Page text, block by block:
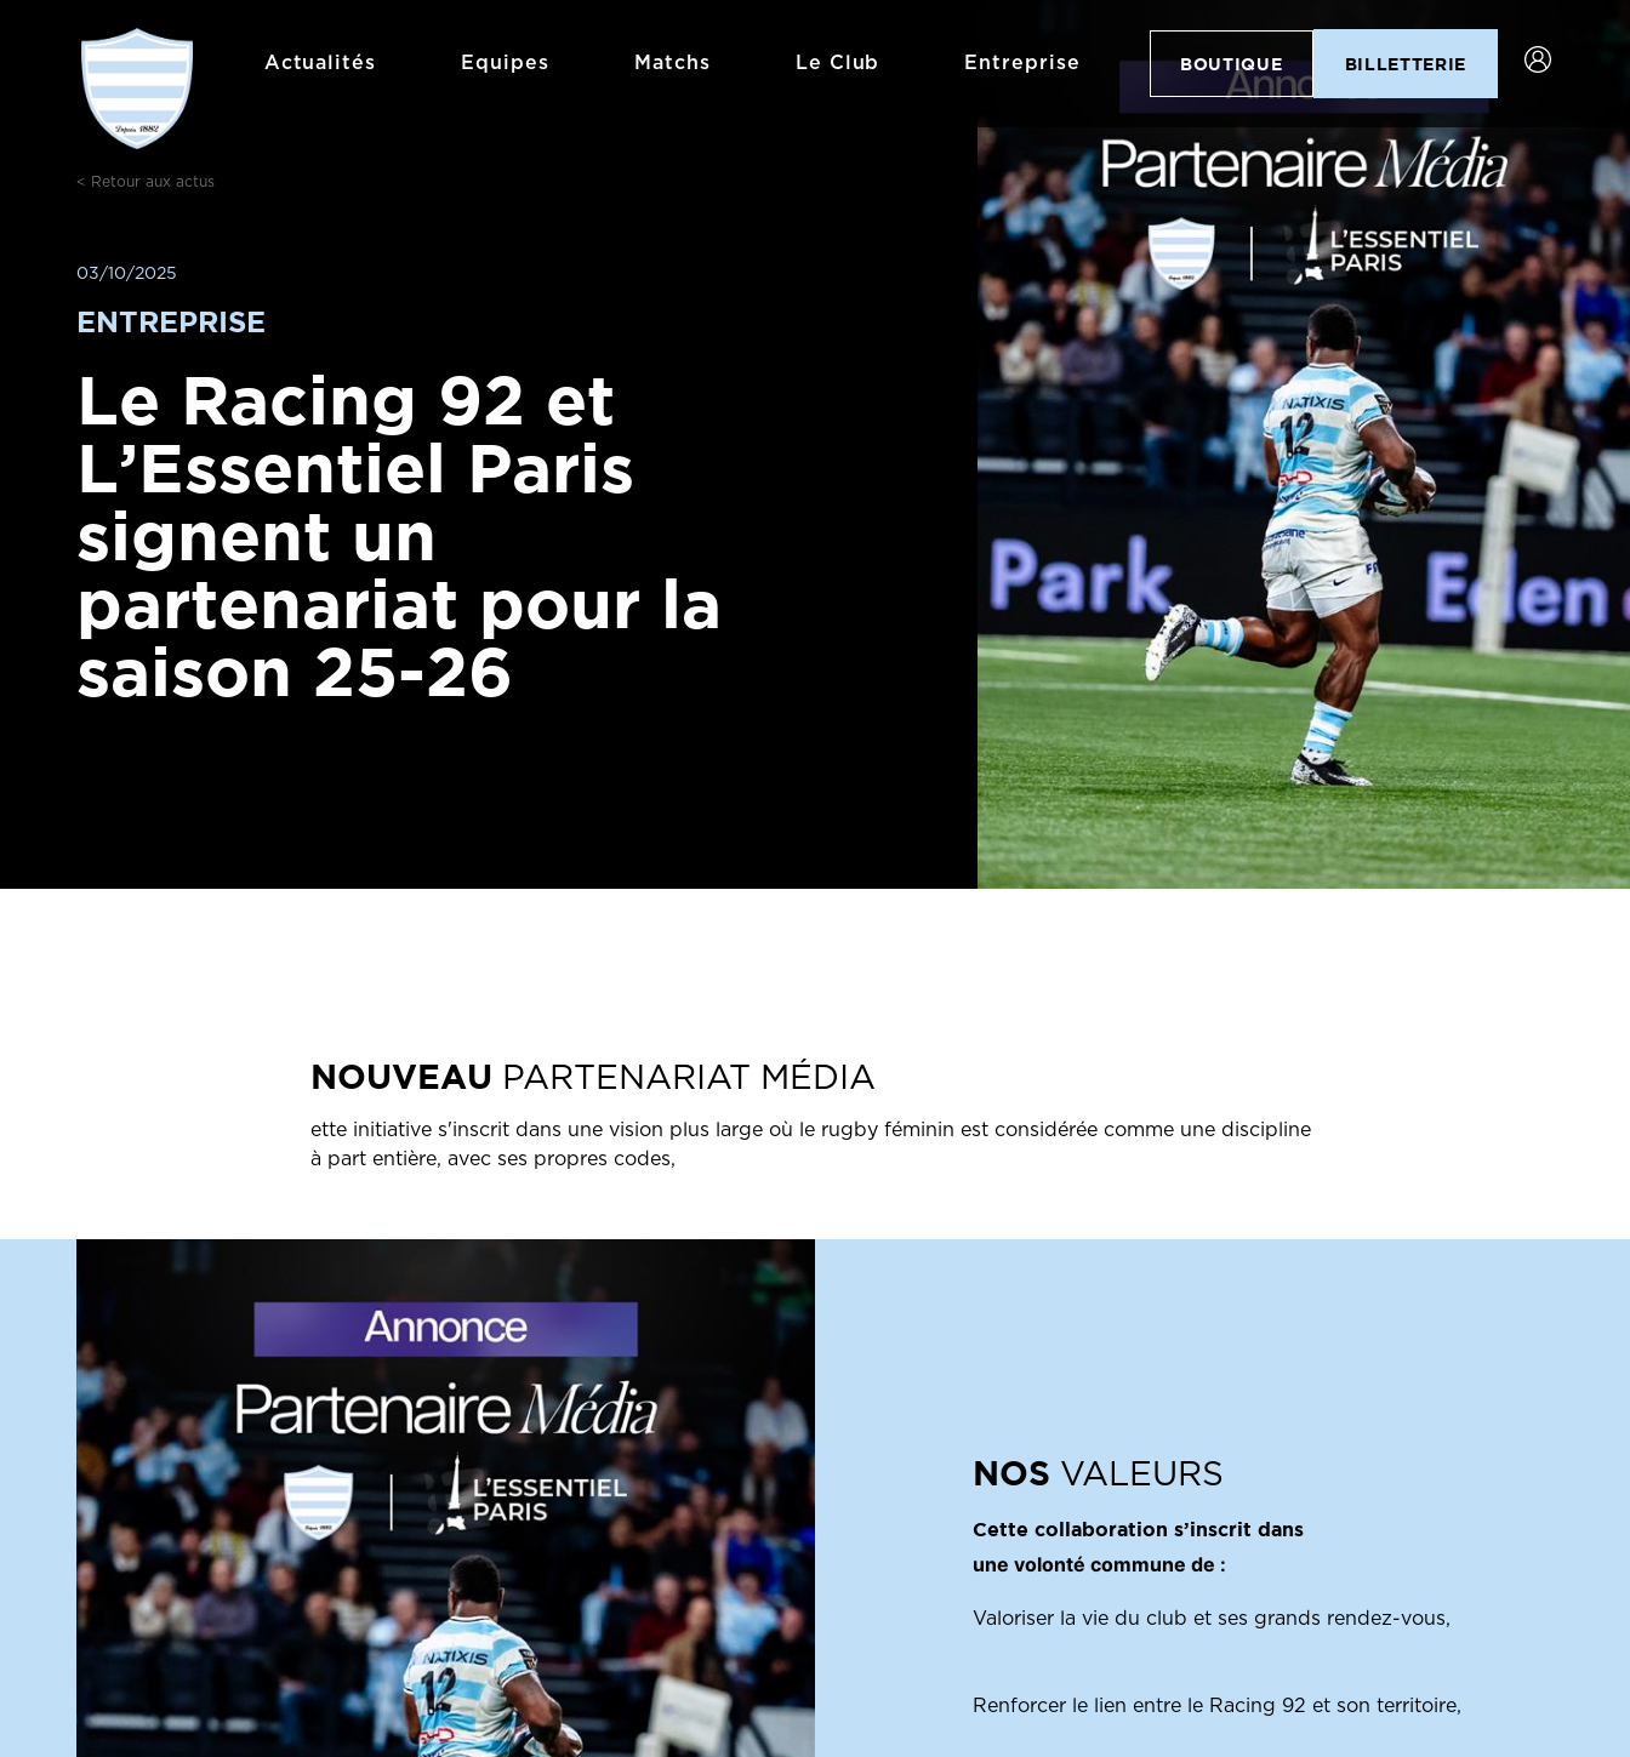
Actualités Equipes Matchs Le Club Entreprise BOUTIQUE BILLETTERIE
< Retour aux actus
03/10/2025
ENTREPRISE
Le Racing 92 et
L’Essentiel Paris
signent un
partenariat pour la
saison 25-26
NOUVEAU PARTENARIAT MÉDIA
ette initiative s'inscrit dans une vision plus large où le rugby féminin est considérée comme une discipline
à part entière, avec ses propres codes,
NOS VALEURS
Cette collaboration s’inscrit dans
une volonté commune de :
Valoriser la vie du club et ses grands rendez-vous,
Renforcer le lien entre le Racing 92 et son territoire,